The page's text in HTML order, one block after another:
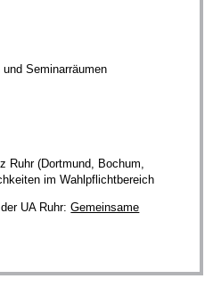
Seminarräumen
Ruhr (Dortmund, Bochum,
im Wahlpflichtbereich
UA Ruhr:Gemeinsame